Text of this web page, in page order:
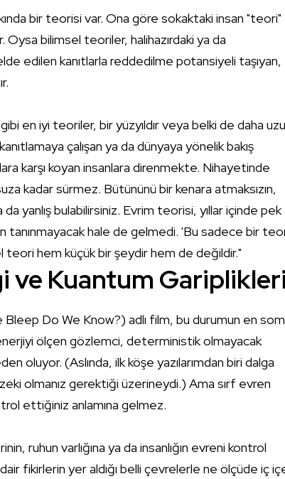
bir teorisi var. Ona göre sokaktaki insan "teori"
Oysa bilimsel teoriler, halihazırdaki ya da
edilen kanıtlarla reddedilme potansiyeli taşıyan,
en iyi teoriler, bir yüzyıldır veya belki de daha
çalışan ya da dünyaya yönelik bakış
karşı koyan insanlara direnmekte. Nihayetinde
kadar sürmez. Bütününü bir kenara atmaksızın,
yanlış bulabilirsiniz. Evrim teorisi, yıllar içinde pek
tanınmayacak hale de gelmedi. 'Bu sadece bir
teori hem küçük bir şeydir hem de değildir."
ve Kuantum Gariplikleri
Do We Know?) adlı film, bu durumun en
ölçen gözlemci, deterministik olmayacak
oluyor. (Aslında, ilk köşe yazılarımdan biri dalga
olmanız gerektiği üzerineydi.) Ama sırf evren
ettiğiniz anlamına gelmez.
ruhun varlığına ya da insanlığın evreni kontrol
fikirlerin yer aldığı belli çevrelerle ne ölçüde iç